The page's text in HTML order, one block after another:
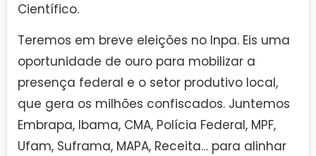
Científico.
Teremos em breve eleições no Inpa. Eis uma
oportunidade de ouro para mobilizar a
presença federal e o setor produtivo local,
que gera os milhões confiscados. Juntemos
Embrapa, Ibama, CMA, Polícia Federal, MPF,
Ufam, Suframa, MAPA, Receita… para alinhar